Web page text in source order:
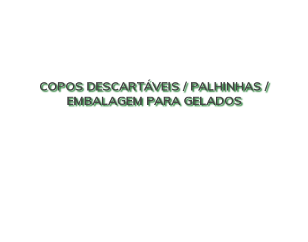
COPOS DESCARTÁVEIS / PALHINHAS /
EMBALAGEM PARA GELADOS